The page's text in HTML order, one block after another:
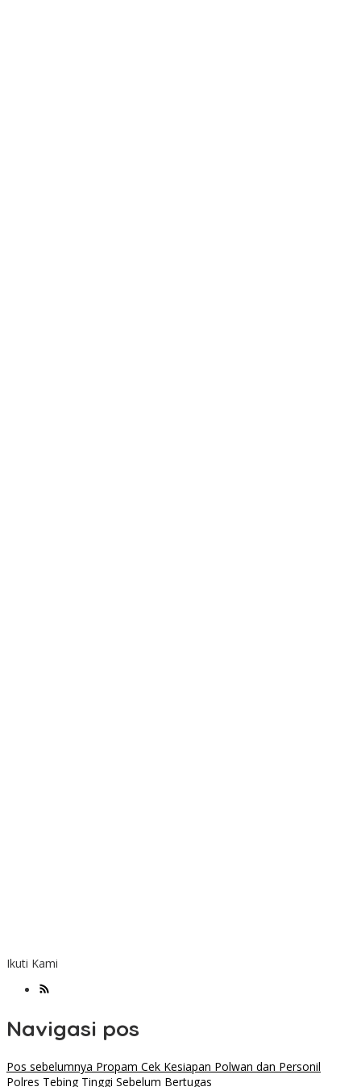
Ikuti Kami
Navigasi pos
Pos sebelumnya Propam Cek Kesiapan Polwan dan Personil
Polres Tebing Tinggi Sebelum Bertugas